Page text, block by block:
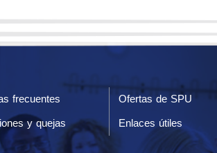
frecuentes
Ofertas de SPU
y quejas
Enlaces útiles